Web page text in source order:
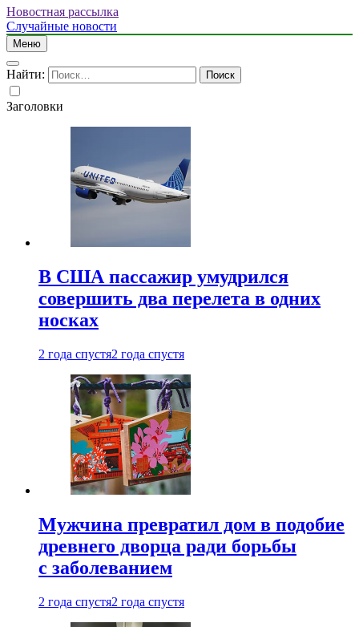
Новостная рассылка
Случайные новости
Меню
Найти:
Заголовки
В США пассажир умудрился
совершить два перелета в одних
носках
2 года спустя2 года спустя
Мужчина превратил дом в подобие
древнего дворца ради борьбы
с заболеванием
2 года спустя2 года спустя